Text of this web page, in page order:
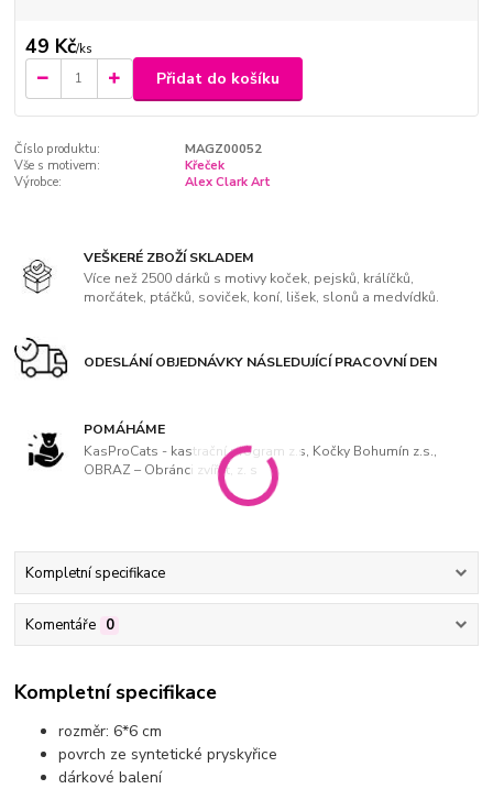
49 Kč/ks
Přidat do košíku
Číslo produktu:
MAGZ00052
Vše s motivem:
Křeček
Výrobce:
Alex Clark Art
VEŠKERÉ ZBOŽÍ SKLADEM
Více než 2500 dárků s motivy koček, pejsků, králíčků,
morčátek, ptáčků, soviček, koní, lišek, slonů a medvídků.
ODESLÁNÍ OBJEDNÁVKY NÁSLEDUJÍCÍ PRACOVNÍ DEN
POMÁHÁME
KasProCats - kastrační program z.s, Kočky Bohumín z.s.,
OBRAZ – Obránci zvířat, z. s
Kompletní specifikace
Komentáře 0
Kompletní specifikace
rozměr: 6*6 cm
povrch ze syntetické pryskyřice
dárkové balení